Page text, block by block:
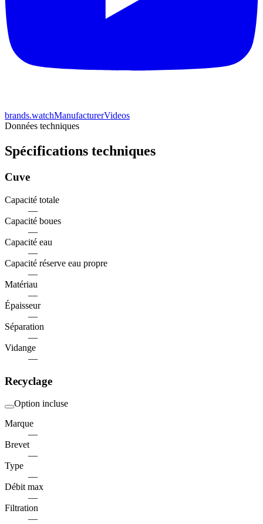
brands.watchManufacturerVideos
Données techniques
Spécifications techniques
Cuve
Capacité totale
—
Capacité boues
—
Capacité eau
—
Capacité réserve eau propre
—
Matériau
—
Épaisseur
—
Séparation
—
Vidange
—
Recyclage
Option incluse
Marque
—
Brevet
—
Type
—
Débit max
—
Filtration
—